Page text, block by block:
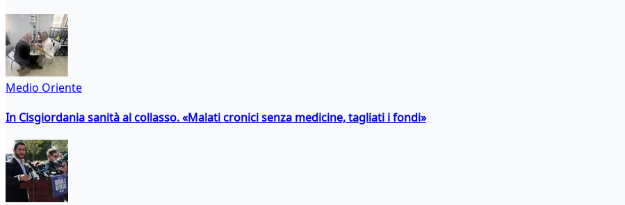
Medio Oriente
In Cisgiordania sanità al collasso. «Malati cronici senza medicine, tagliati i fondi»